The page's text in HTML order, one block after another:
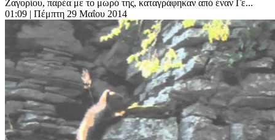
Ζαγορίου, παρέα με το μωρό της, καταγράφηκαν από έναν Γε...
01:09 | Πέμπτη 29 Μαΐου 2014